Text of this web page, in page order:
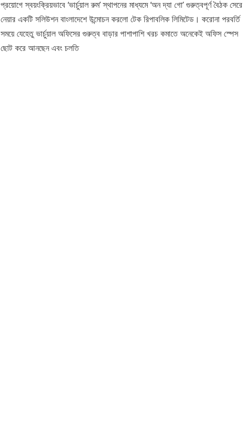
প্রয়োগে স্বয়ংক্রিয়ভাবে ‘ভার্চুয়াল রুম’ স্থাপনের মাধ্যমে ‘অন দ্যা গো’ গুরুত্বপূর্ণ বৈঠক সেরে
নেয়ার একটি সলিউশন বাংলাদেশে উন্মোচন করলো টেক রিপাবলিক লিমিটেড। করোনা পরবর্তি
সময়ে যেহেতু ভার্চুয়াল অফিসের গুরুত্ব বাড়ার পাশাপাশি খরচ কমাতে অনেকেই অফিস স্পেস
ছোট করে আনছেন এবং চলতি